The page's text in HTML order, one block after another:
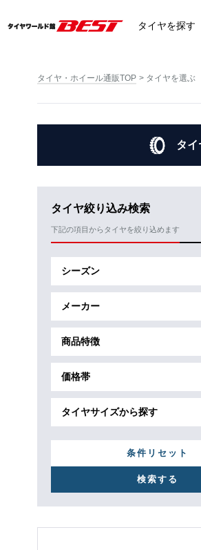
タイヤを探す
タイヤ・ホイール通販TOP タイヤを選ぶ
タイ
タイヤ絞り込み検索
下記の項目からタイヤを絞り込めます
シーズン
メーカー
商品特徴
価格帯
タイヤサイズから探す
条件リセット